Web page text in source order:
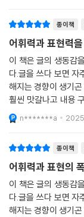
종이책
어휘력과 표현력
이 책은 글의 생동감
다.글을 쓰다 보면 자
해지는 경향이 생기
훨씬 맛갈나고 내용
서를 통해 배우고 익힐
n*******a
종이책
어휘력과 표현의
이 책은 글의 생동감
다.글을 쓰다 보면 자
해지는 경향이 생기